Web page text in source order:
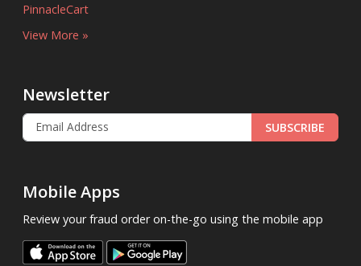
PinnacleCart
View More »
Newsletter
SUBSCRIBE
Mobile Apps
Review your fraud order on-the-go using the mobile app